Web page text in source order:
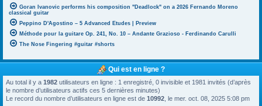
Goran Ivanovic performs his composition "Deadlock" on a 2026 Fernando Moreno
classical guitar
Peppino D'Agostino – 5 Advanced Etudes | Preview
Méthode pour la guitare Op. 241, No. 10 – Andante Grazioso - Ferdinando Carulli
The Nose Fingering #guitar #shorts
Qui est en ligne ?
Au total il y a 1982 utilisateurs en ligne : 1 enregistré, 0 invisible et 1981 invités (d’après
le nombre d’utilisateurs actifs ces 5 dernières minutes)
Le record du nombre d’utilisateurs en ligne est de 10992 , le mer. oct. 08, 2025 5:08 pm